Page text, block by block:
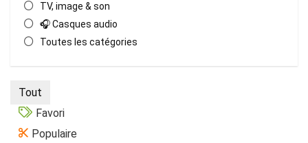
TV, image & son
🎧 Casques audio
Toutes les catégories
Tout
Favori
Populaire